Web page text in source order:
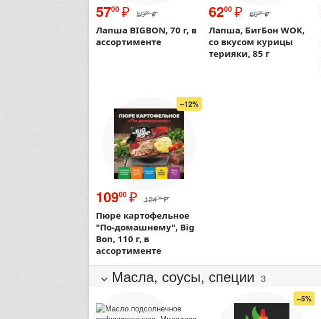
5700 ₽ 5900 ₽
Лапша BIGBON, 70 г, в
ассортименте
6200 ₽ 6900 ₽
Лапша, БигБон WOK,
со вкусом курицы
терияки, 85 г
–12%
10900 ₽ 12400 ₽
Пюре картофельное
"По-домашнему", Big
Bon, 110 г, в
ассортименте
Масла, соусы, специи 3
–5%